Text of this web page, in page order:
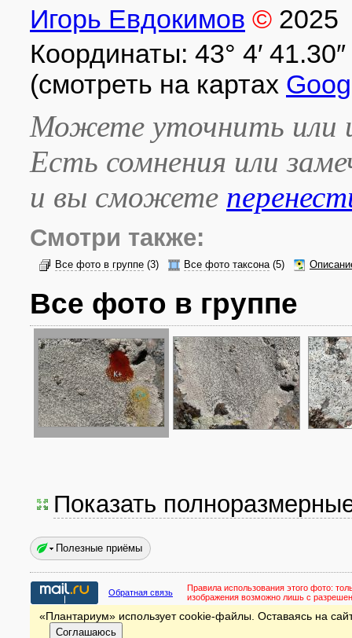
Игорь Евдокимов © 2025
Координаты: 43° 4′
(смотреть на картах
Можете уточнить или
Есть сомнения или
и вы сможете
Смотри также:
Все фото в группе (3) Все фото таксона(5)
Все фото в группе
Показать
Полезные приёмы
Обратная связь Правила использования этого фото:
изображения возможно лишь с
«Плантариум» использует cookie-файлы. Оставаясь на
Соглашаюсь